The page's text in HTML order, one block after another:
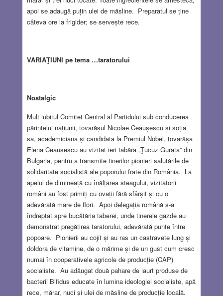
apoi se adaugă puțin ulei de măsline. Preparatul se ține
câteva ore la frigider; se servește rece.
VARIAŢIUNI pe tema …taratorului
Nostalgic
Mult iubitul Comitet Central al Partidului sub conducerea
părintelui națiunii, tovarășul Nicolae Ceaușescu și soția
sa, academiciana și candidata la Premiul Nobel, tovarășa
Elena Ceaușescu au vizitat ieri tabăra „Ţucuz Gurata” din
Bulgaria, pentru a transmite tinerilor pionieri salutările de
solidaritate socialistă ale poporului frate din România. La
apelul de dimineață cu înălțarea steagului, vizitatorii
români au fost primiți cu ovații fără sfârșit și cu o
adevărată mare de flori. Apoi delegația română s-a
îndreptat spre bucătăria taberei, unde tinerele gazde au
demonstrat pregătirea taratorului, adevărată punte între
popoare. Pionierii au cojit și au ras un castravete lung și
doldora de vitamine, de o mărime și de un gust cum cresc
numai în cooperativele agricole de producție (CAP)
socialiste. Au adăugat două pahare de iaurt produse de
bacterii Bifidus educate în lumina ideologiei socialiste, apă
rece, mărar, nuci și ulei de măsline de producție locală.